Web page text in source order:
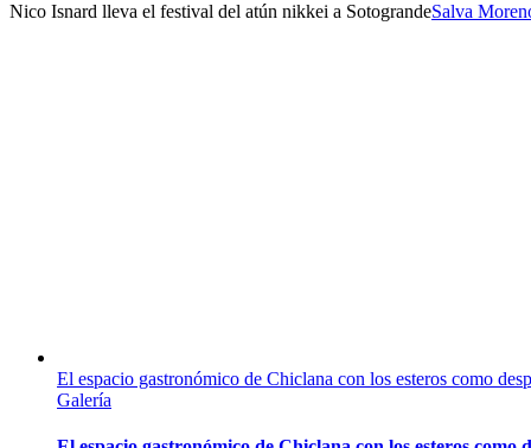
Nico Isnard lleva el festival del atún nikkei a SotograndeSalva
El espacio gastronómico de Chiclana con los esteros como
Galería